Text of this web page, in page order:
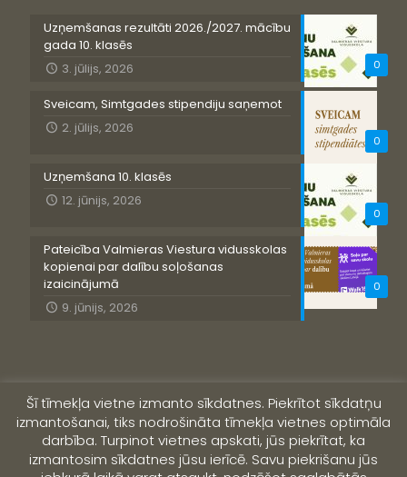
0
Uzņemšanas rezultāti 2026./2027. mācību
gada 10. klasēs
3. jūlijs, 2026
0
Sveicam, Simtgades stipendiju saņemot
2. jūlijs, 2026
0
Uzņemšana 10. klasēs
12. jūnijs, 2026
0
Pateicība Valmieras Viestura vidusskolas
kopienai par dalību soļošanas
izaicinājumā
9. jūnijs, 2026
Šī tīmekļa vietne izmanto sīkdatnes. Piekrītot sīkdatņu
izmantošanai, tiks nodrošināta tīmekļa vietnes optimāla
darbība. Turpinot vietnes apskati, jūs piekrītat, ka
izmantosim sīkdatnes jūsu ierīcē. Savu piekrišanu jūs